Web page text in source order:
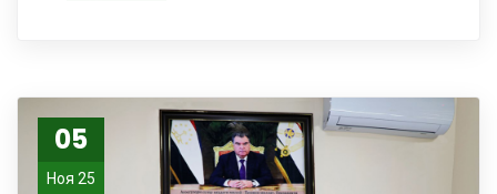
05
Ноя 25